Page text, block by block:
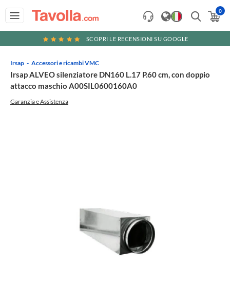
0
SCOPRI LE RECENSIONI SU GOOGLE
Irsap Accessori e ricambi VMC
Irsap ALVEO silenziatore DN160 L.17 P.60 cm, con doppio
attacco maschio A00SIL0600160A0
Garanzia e Assistenza